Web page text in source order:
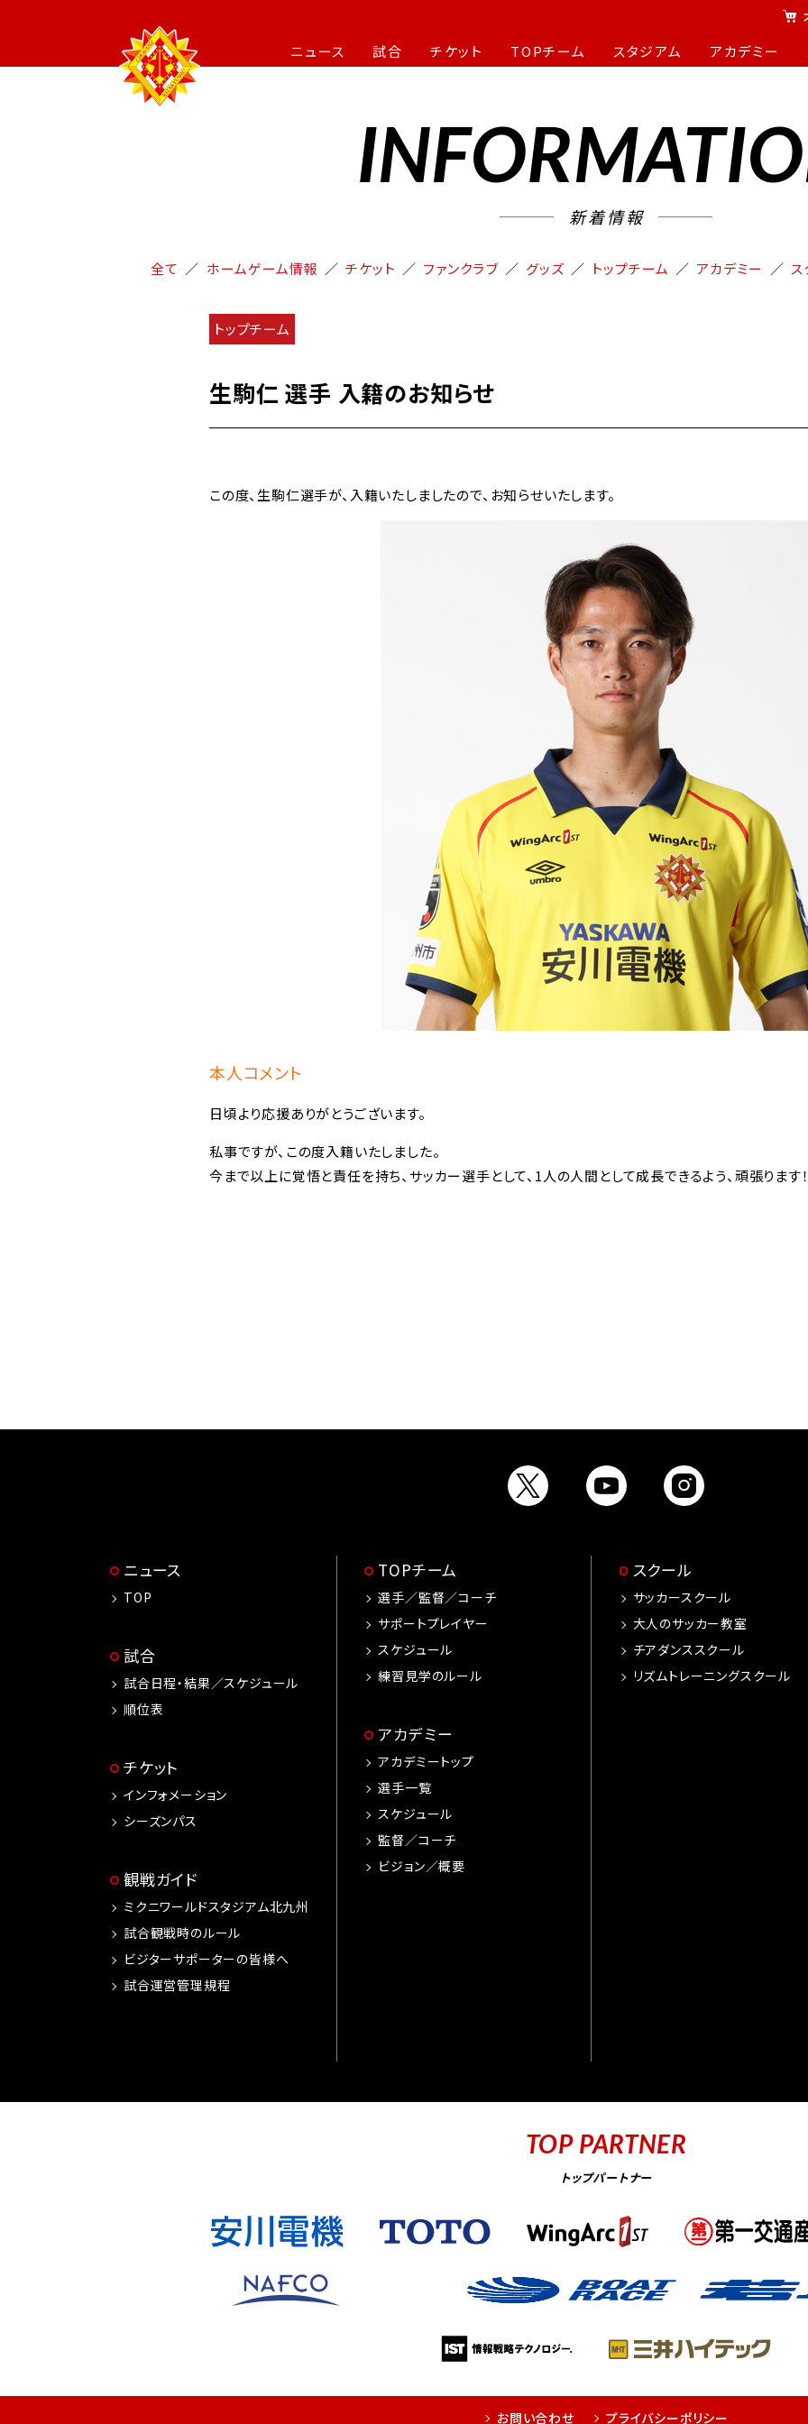
ニュース 試合 チケット TOPチーム スタジアム アカデミー
新着情報
全て ホームゲーム情報 チケット ファンクラブ グッズ トップチーム アカデミー
トップチーム
生駒仁 選手 入籍のお知らせ
この度、生駒仁選手が、入籍いたしましたので、お知らせいたします。
本人コメント
日頃より応援ありがとうございます。
私事ですが、この度入籍いたしました。
今まで以上に覚悟と責任を持ち、サッカー選手として、1人の人間として成長できるよう、頑張ります
ニュース
TOP
試合
試合日程・結果／スケジュール
順位表
チケット
インフォメーション
シーズンパス
観戦ガイド
ミクニワールドスタジアム北九州
試合観戦時のルール
ビジターサポーターの皆様へ
試合運営管理規程
TOPチーム
選手／監督／コーチ
サポートプレイヤー
スケジュール
練習見学のルール
アカデミー
アカデミートップ
選手一覧
スケジュール
監督／コーチ
ビジョン／概要
スクール
サッカースクール
大人のサッカー教室
チアダンススクール
リズムトレーニングスクール
TOP PARTNER
トップパートナー
お問い合わせ プライバシーポリシー